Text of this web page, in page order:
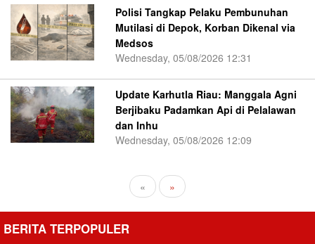
Polisi Tangkap Pelaku Pembunuhan
Mutilasi di Depok, Korban Dikenal via
Medsos
Wednesday, 05/08/2026 12:31
Update Karhutla Riau: Manggala Agni
Berjibaku Padamkan Api di Pelalawan
dan Inhu
Wednesday, 05/08/2026 12:09
« »
BERITA TERPOPULER